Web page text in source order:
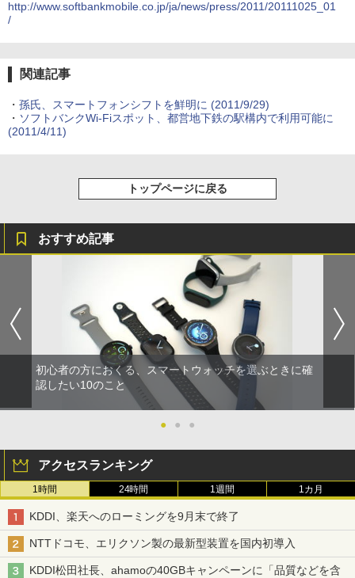
http://www.softbankmobile.co.jp/ja/news/press/2011/20111025_01
/
関連記事
・ 孫氏、スマートフォンシフトを鮮明に (2011/9/29)
・ ソフトバンクWi-Fiスポット、都営地下鉄の駅構内で利用可能に
(2011/4/11)
トップページに戻る
おすすめ記事
初心者の方におくる、スマートウォッチを選ぶときに確
認したい10のこと
● ● ●
アクセスランキング
1時間 24時間 1週間 1カ月
KDDI、楽天へのローミングを9月末で終了
NTTドコモ、エリクソン製の最新型装置を国内初導入
KDDI松田社長、ahamoの40GBキャンペーンに「品質などを含